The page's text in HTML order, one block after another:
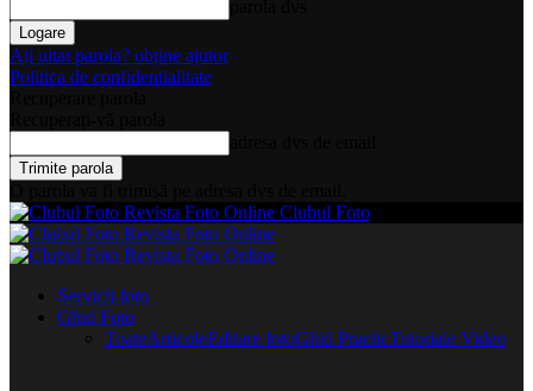
Ați uitat parola? obține ajutor
Politica de confidentialitate
Clubul Foto
Servicii foto
Ghid Foto
ToateArticoleEditare fotoGhid PracticTutoriale Video